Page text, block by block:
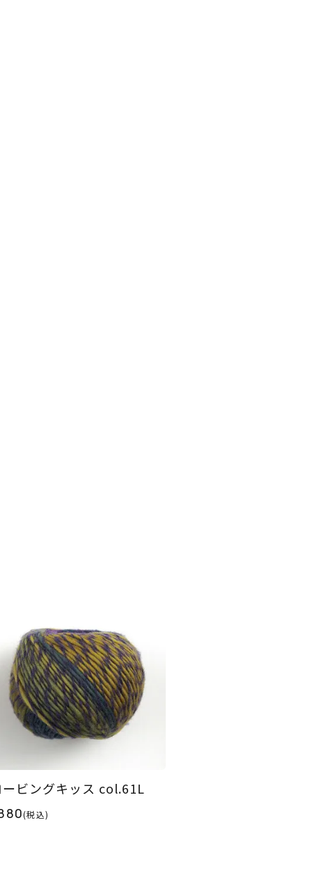
ービングキッス col.61L
(税込)